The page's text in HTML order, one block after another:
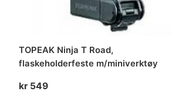
TOPEAK Ninja T Road,
flaskeholderfeste m/miniverktøy
kr 549